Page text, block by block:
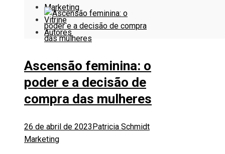
Marketing
Vitrine
Autores
Ascensão feminina: o
poder e a decisão de
compra das mulheres
26 de abril de 2023Patricia Schmidt
Marketing